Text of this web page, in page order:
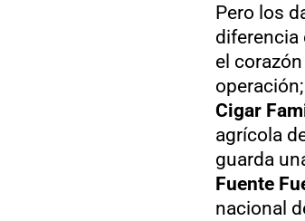
Pero los
diferencia
el
operación;
Cigar
agrícola
guarda
Fuente
nacional